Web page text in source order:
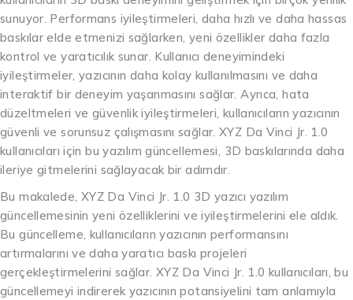
sunuyor. Performans iyileştirmeleri, daha hızlı ve daha hassas
baskılar elde etmenizi sağlarken, yeni özellikler daha fazla
kontrol ve yaratıcılık sunar. Kullanıcı deneyimindeki
iyileştirmeler, yazıcının daha kolay kullanılmasını ve daha
interaktif bir deneyim yaşanmasını sağlar. Ayrıca, hata
düzeltmeleri ve güvenlik iyileştirmeleri, kullanıcıların yazıcının
güvenli ve sorunsuz çalışmasını sağlar. XYZ Da Vinci Jr. 1.0
kullanıcıları için bu yazılım güncellemesi, 3D baskılarında daha
ileriye gitmelerini sağlayacak bir adımdır.
Bu makalede, XYZ Da Vinci Jr. 1.0 3D yazıcı yazılım
güncellemesinin yeni özelliklerini ve iyileştirmelerini ele aldık.
Bu güncelleme, kullanıcıların yazıcının performansını
artırmalarını ve daha yaratıcı baskı projeleri
gerçekleştirmelerini sağlar. XYZ Da Vinci Jr. 1.0 kullanıcıları, bu
güncellemeyi indirerek yazıcının potansiyelini tam anlamıyla